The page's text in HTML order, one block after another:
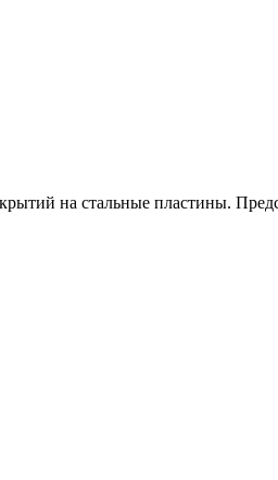
на стальные пластины.